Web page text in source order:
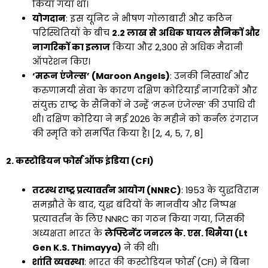
किया गया था।
योगदान: इस यूनिट ने भीषण गोलाबारी और कठिन
परिस्थितियों के बीच 2.2 लाख से अधिक घायल सैनिकों और
नागरिकों का इलाजकिया और 2,300 से अधिक मैदानी
ऑपरेशन किए।
‘मरून एंजेल्स’ (Maroon Angels): उनकी निस्वार्थ और
करुणामयी सेवा के कारण दक्षिण कोरियाई नागरिकों और
संयुक्त राष्ट्र के सैनिकों ने उन्हें ‘मरून एंजेल्स’ की उपाधि दी
थी। दक्षिण कोरिया ने मई 2026 के महीने को कर्नल रंगराज
की स्मृति को समर्पित किया है। [2, 4, 5, 7, 8]
2. कस्टोडियन फोर्स ऑफ इंडिया (CFI)
तटस्थ राष्ट्र प्रत्यावर्तन आयोग (NNRC): 1953 के युद्धविराम
समझौते के बाद, युद्ध बंदियों के मानवीय और निष्पक्ष
प्रत्यावर्तन के लिए NNRC का गठन किया गया, जिसकी
अध्यक्षता भारत के लेफ्टिनेंट जनरल के. एस. थिमैया (Lt
Gen K.S. Thimayya) ने की थी।
शांति व्यवस्था: भारत की कस्टोडियन फोर्स (CFI) ने बिना